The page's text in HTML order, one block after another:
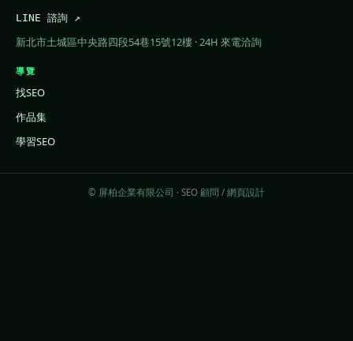
LINE 諮詢 ↗
新北市土城區中央路四段54巷15號12樓 · 24H 來電洽詢
導覽
找SEO
作品集
學習SEO
© 屏柏企業有限公司 · SEO 顧問 / 網頁設計